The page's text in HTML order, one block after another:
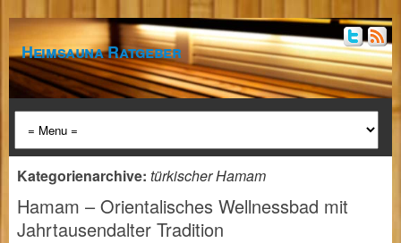
Heimsauna Ratgeber
Kategorienarchive: türkischer Hamam
Hamam – Orientalisches Wellnessbad mit
Jahrtausendalter Tradition